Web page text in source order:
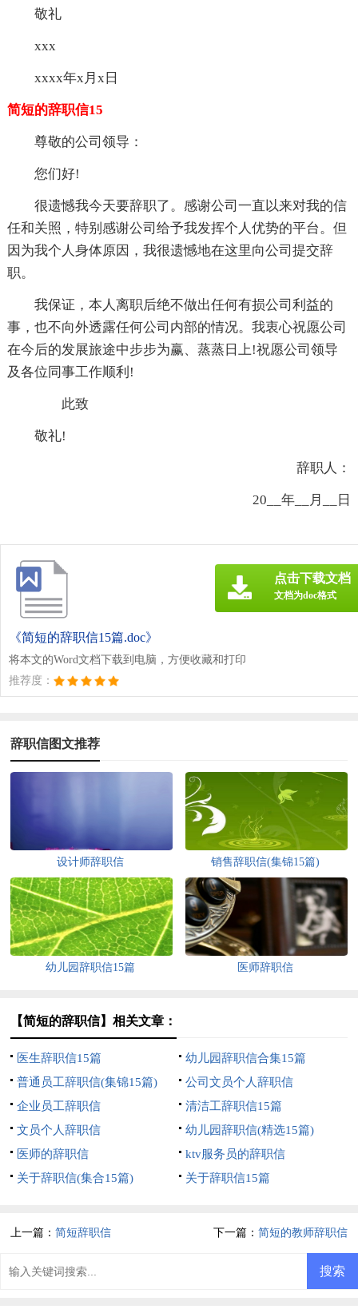
敬礼
xxx
xxxx年x月x日
简短的辞职信15
尊敬的公司领导：
您们好!
很遗憾我今天要辞职了。感谢公司一直以来对我的信
任和关照，特别感谢公司给予我发挥个人优势的平台。但
因为我个人身体原因，我很遗憾地在这里向公司提交辞
职。
我保证，本人离职后绝不做出任何有损公司利益的
事，也不向外透露任何公司内部的情况。我衷心祝愿公司
在今后的发展旅途中步步为赢、蒸蒸日上!祝愿公司领导
及各位同事工作顺利!
此致
敬礼!
辞职人：
20__年__月__日
《简短的辞职信15篇.doc》
将本文的Word文档下载到电脑，方便收藏和打印
推荐度：
点击下载文档
文档为doc格式
辞职信图文推荐
设计师辞职信 销售辞职信(集锦15篇)
幼儿园辞职信15篇 医师辞职信
【简短的辞职信】相关文章：
医生辞职信15篇
幼儿园辞职信合集15篇
普通员工辞职信(集锦15篇)
公司文员个人辞职信
企业员工辞职信
清洁工辞职信15篇
文员个人辞职信
幼儿园辞职信(精选15篇)
医师的辞职信
ktv服务员的辞职信
关于辞职信(集合15篇)
关于辞职信15篇
上一篇：简短辞职信 下一篇： 简短的教师辞职信